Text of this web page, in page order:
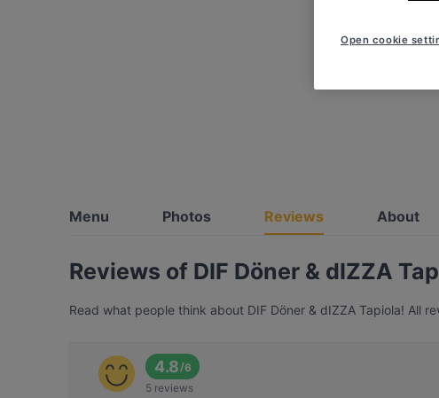
Menu Photos Reviews About
Reviews of DIF Döner & dIZZA
Read what people think about DIF Döner & dIZZA Tapiola! All
4.8/6
5 reviews
Open cookie